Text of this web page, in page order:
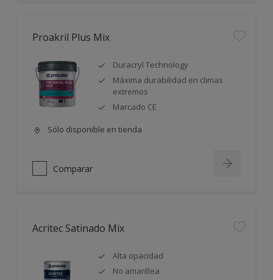
Proakril Plus Mix
Duracryl Technology
Máxima durabilidad en climas
extremos
Marcado CE
Sólo disponible en tienda
Comparar
Acritec Satinado Mix
Alta opacidad
No amarillea